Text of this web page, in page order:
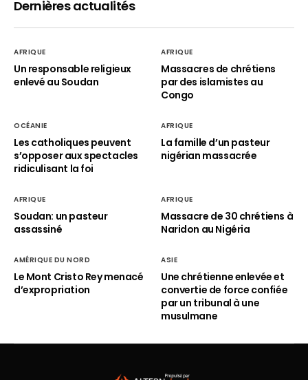
Dernières actualités
AFRIQUE
Un responsable religieux
enlevé au Soudan
AFRIQUE
Massacres de chrétiens
par des islamistes au
Congo
OCÉANIE
Les catholiques peuvent
s’opposer aux spectacles
ridiculisant la foi
AFRIQUE
La famille d’un pasteur
nigérian massacrée
AFRIQUE
Soudan: un pasteur
assassiné
AFRIQUE
Massacre de 30 chrétiens à
Naridon au Nigéria
AMÉRIQUE DU NORD
Le Mont Cristo Rey menacé
d’expropriation
ASIE
Une chrétienne enlevée et
convertie de force confiée
par un tribunal à une
musulmane